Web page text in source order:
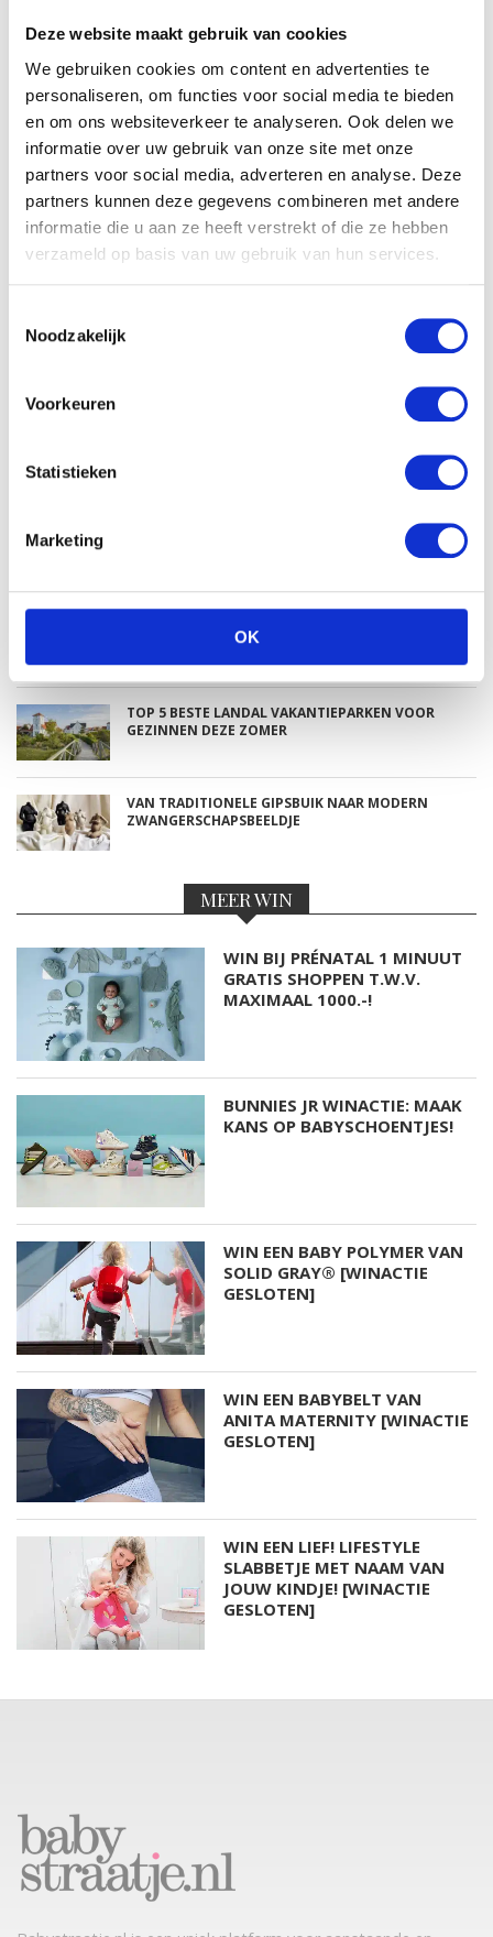
Deze website maakt gebruik van cookies
We gebruiken cookies om content en advertenties te
personaliseren, om functies voor social media te bieden
en om ons websiteverkeer te analyseren. Ook delen we
informatie over uw gebruik van onze site met onze
partners voor social media, adverteren en analyse. Deze
partners kunnen deze gegevens combineren met andere
informatie die u aan ze heeft verstrekt of die ze hebben
verzameld op basis van uw gebruik van hun services.
Noodzakelijk
Voorkeuren
Statistieken
Marketing
OK
Klik hier en lees meer blogs…
ESSENTIALS HAD JE LIEVER EERDER ONTDEKT
TOP 5 BESTE LANDAL VAKANTIEPARKEN VOOR
GEZINNEN DEZE ZOMER
VAN TRADITIONELE GIPSBUIK NAAR MODERN
ZWANGERSCHAPSBEELDJE
MEER WIN
WIN BIJ PRÉNATAL 1 MINUUT
GRATIS SHOPPEN T.W.V.
MAXIMAAL 1000.-!
BUNNIES JR WINACTIE: MAAK
KANS OP BABYSCHOENTJES!
WIN EEN BABY POLYMER VAN
SOLID GRAY® [WINACTIE
GESLOTEN]
WIN EEN BABYBELT VAN
ANITA MATERNITY [WINACTIE
GESLOTEN]
WIN EEN LIEF! LIFESTYLE
SLABBETJE MET NAAM VAN
JOUW KINDJE! [WINACTIE
GESLOTEN]